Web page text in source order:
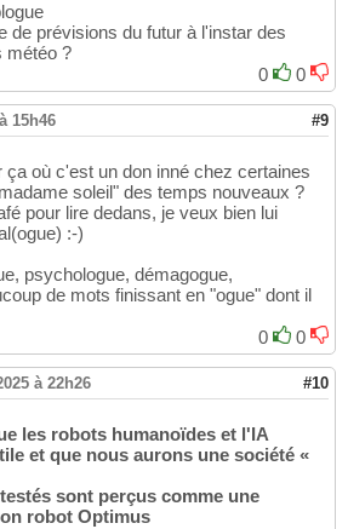
de prévisions du futur à l'instar des
météo ?
0
0
15h46 #9
ça où c'est un don inné chez certaines
soleil" des temps nouveaux ?
pour lire dedans, je veux bien lui
:-)
psychologue, démagogue,
de mots finissant en "ogue" dont il
0
0
à 22h26 #10
les robots humanoïdes et l'IA
et que nous aurons une société «
sont perçus comme une
robot Optimus